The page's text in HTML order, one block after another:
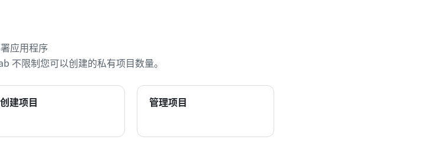
应用程序
不限制您可以创建的私有项目数量。
创建项目 管理项目